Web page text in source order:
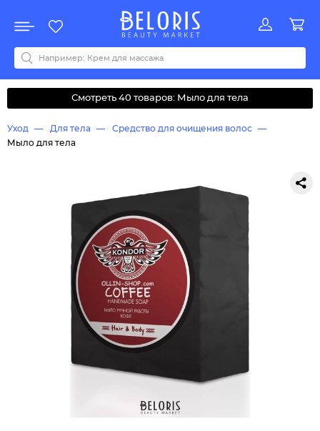
Акции
Все бренды
0-9ABCDEFGHIJKLMNOPQRSTUVWYZАБВДЗИМОКЛНПРСТУФ
Смотреть 40 товаров: Мыло для тела
Уход Для тела
Средство для очищения волос
Мыло для тела